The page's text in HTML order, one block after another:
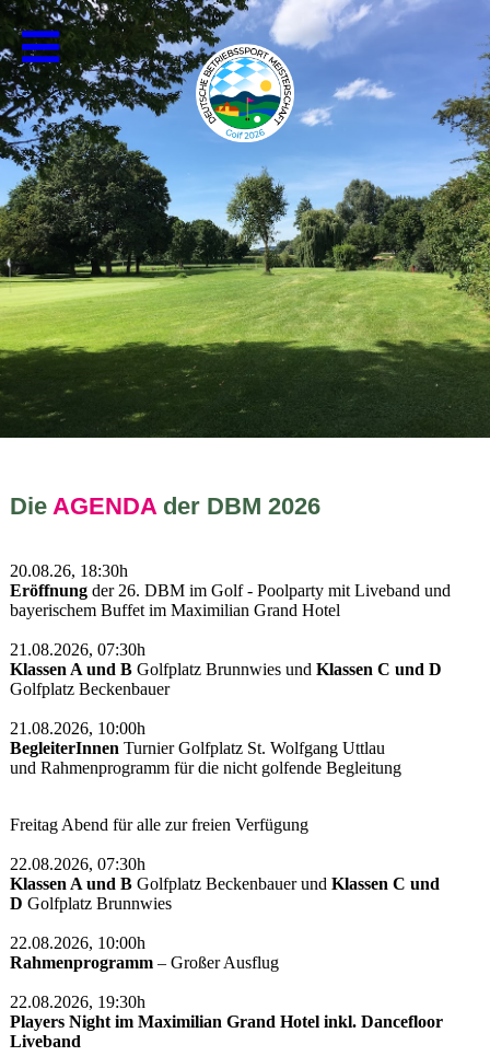
Die AGENDAder DBM 2026
20.08.26, 18:30h
Eröffnungder 26. DBM im Golf - Poolparty mit Liveband und
bayerischem Buffet im Maximilian Grand Hotel
21.08.2026, 07:30h
Klassen A und BGolfplatz Brunnwies und Klassen C und D
Golfplatz Beckenbauer
21.08.2026, 10:00h
BegleiterInnen Turnier Golfplatz St. Wolfgang Uttlau
und Rahmenprogramm für die nicht golfende Begleitung
Freitag Abend für alle zur freien Verfügung
22.08.2026, 07:30h
Klassen A und BGolfplatz Beckenbauer und Klassen C und
D Golfplatz Brunnwies
22.08.2026, 10:00h
Rahmenprogramm– Großer Ausflug
22.08.2026, 19:30h
Players Night im Maximilian Grand Hotel inkl. Dancefloor
Liveband